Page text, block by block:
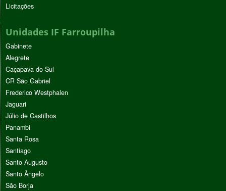
Licitações
Unidades IF Farroupilha
Gabinete
Alegrete
Caçapava do Sul
CR São Gabriel
Frederico Westphalen
Jaguari
Júlio de Castilhos
Panambi
Santa Rosa
Santiago
Santo Augusto
Santo Ângelo
São Borja